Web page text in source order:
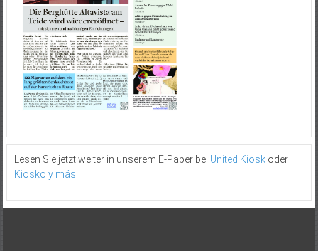
Lesen Sie jetzt weiter in unserem E-Paper bei United Kioskoder
Kiosko y más.